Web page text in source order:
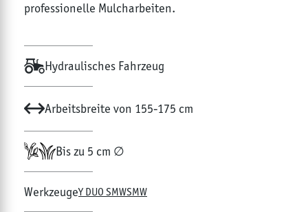
professionelle Mulcharbeiten.
Hydraulisches Fahrzeug
Arbeitsbreite von 155-175 cm
Bis zu 5 cm ∅
WerkzeugeY DUO SMWSMW